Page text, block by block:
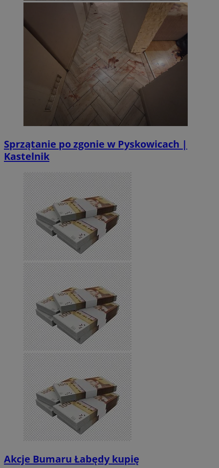
Sprzątanie po zgonie w Pyskowicach |
Kastelnik
Akcje Bumaru Łabędy kupię